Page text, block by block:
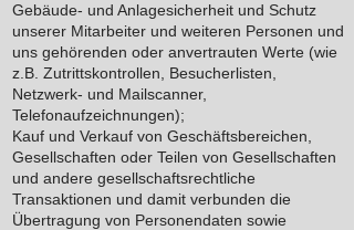
Gebäude- und Anlagesicherheit und Schutz
unserer Mitarbeiter und weiteren Personen und
uns gehörenden oder anvertrauten Werte (wie
z.B. Zutrittskontrollen, Besucherlisten,
Netzwerk- und Mailscanner,
Telefonaufzeichnungen);
Kauf und Verkauf von Geschäftsbereichen,
Gesellschaften oder Teilen von Gesellschaften
und andere gesellschaftsrechtliche
Transaktionen und damit verbunden die
Übertragung von Personendaten sowie